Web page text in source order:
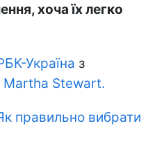
хоча їх легко
Україна з
Martha Stewart.
правильно вибрати